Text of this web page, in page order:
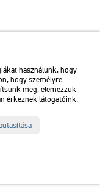
tere megállótérkép
használunk, hogy
hogy személyre
meg, elemezzük
érkeznek látogatóink.